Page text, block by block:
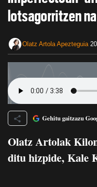
lotsagorritzen
Olatz Artola Apezteguia
Gehitu gaitzazu
Olatz Artolak
ditu hizpide, Kale